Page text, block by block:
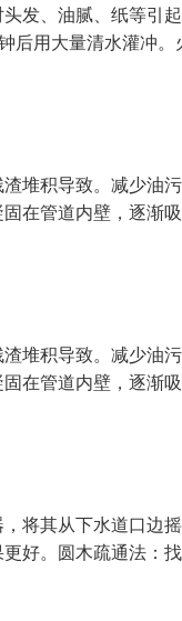
发、油腻、纸等引
后用大量清水灌冲
堆积导致。减少油
在管道内壁，逐渐
堆积导致。减少油
在管道内壁，逐渐
将其从下水道口边
好。圆木疏通法：